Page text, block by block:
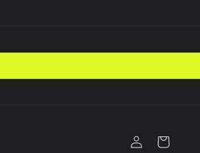
ConnexionPanier